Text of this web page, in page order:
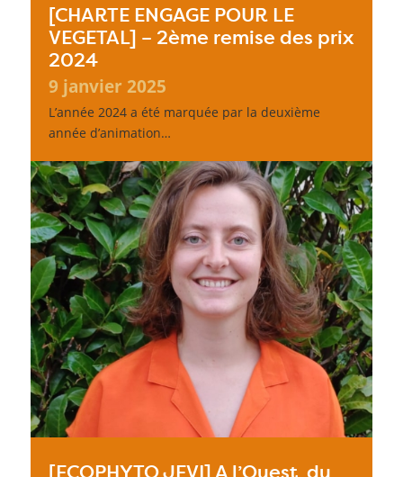
[CHARTE ENGAGE POUR LE
VEGETAL] – 2ème remise des prix
2024
9 janvier 2025
L’année 2024 a été marquée par la deuxième
année d’animation…